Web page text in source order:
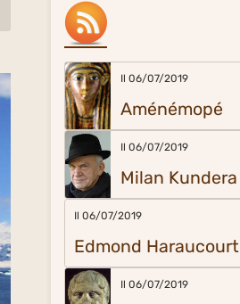
Il 06/07/2019
Aménémopé
Il 06/07/2019
Milan Kundera
Il 06/07/2019
Edmond Haraucourt
Il 06/07/2019